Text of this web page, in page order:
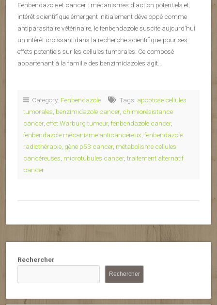
Fenbendazole et cancer : mécanismes d’action potentiels et
intérêt scientifique émergent Initialement développé comme
antiparasitaire vétérinaire, le fenbendazole suscite aujourd’hui
un intérêt croissant dans la recherche scientifique pour ses
effets potentiels sur les cellules tumorales. Ce composé
appartenant à la famille des benzimidazoles agit…
Category: Fenbendazole Tags: apoptose cellules
tumorales benzimidazole cancer, chimiorésistance
cancer, effet Warburg tumeur, fenbendazole cancer,
fenbendazole mécanisme anticancéreux fenbendazole
radiothérapie gène p53 cancer, métabolisme cellules
cancéreuses microtubules cancer,traitement alternatif
cancer
Rechercher
Rechercher